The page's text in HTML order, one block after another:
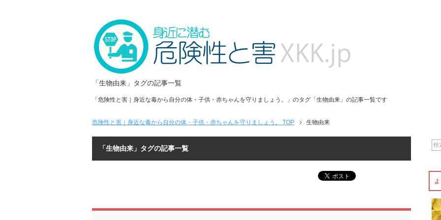
「生物由来」タグの記事一覧
「危険性と害｜身近な毒から自分の体・子供・赤ちゃんを守りましょう。」のタグ「生物由来」の記事一覧です
危険性と害｜身近な毒から自分の体・子供・赤ちゃんを守りましょう。 TOP 生物由来
「生物由来」タグの記事一覧